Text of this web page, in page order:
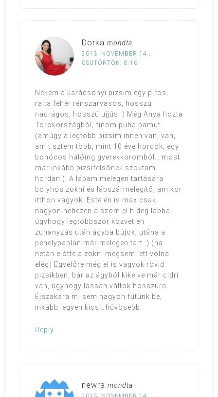
Dorka mondta
2013. NOVEMBER 14.,
CSÜTÖRTÖK, 8:16
Nekem a karácsonyi pizsim egy piros,
rajta fehér rénszarvasos, hosszú
nadrágos, hosszú ujjús :) Még Anya hozta
Törökországból, finom puha pamut
(amúgy a legtöbb pizsim innen van, van,
amit sztem több, mint 10 éve hordok, egy
bohócos hálóing gyerekkoromból… most
már inkább pizsifelsőnek szoktam
hordani). A lábam melegen tartására
bolyhos zokni és lábszármelegítő, amikor
itthon vagyok. Este én is max csak
nagyon nehezen alszom el hideg lábbal,
úgyhogy legtöbbször közvetlen
zuhanyzás után ágyba bújok, utána a
pehelypaplan már melegen tart :) (ha
netán előtte a zokni mégsem lett volna
elég) Egyelőre még el is vagyok rövid
pizsikben, bár az ágyból kikelve már cidri
van, úgyhogy lassan váltok hosszúra.
Éjszakára mi sem nagyon fűtünk be,
inkább legyen kicsit hűvösebb.
Reply
newra mondta